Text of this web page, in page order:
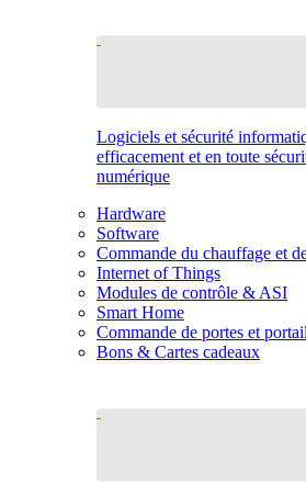
Logiciels et sécurité
efficacement et en toute
numérique
Hardware
Software
Commande du chauffage et
Internet of Things
Modules de contrôle & ASI
Smart Home
Commande de portes et
Bons & Cartes cadeaux